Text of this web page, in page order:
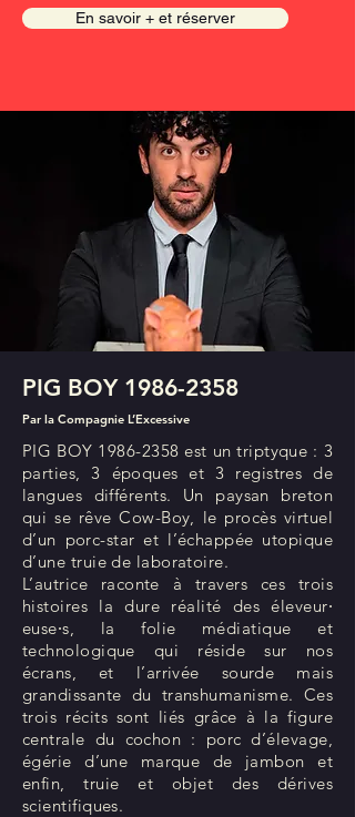
En savoir + et réserver
PIG BOY 1986-2358
Par la Compagnie L’Excessive
PIG BOY 1986-2358 est un triptyque : 3
parties, 3 époques et 3 registres de
langues différents. Un paysan breton
qui se rêve Cow-Boy, le procès virtuel
d’un porc-star et l’échappée utopique
d’une truie de laboratoire.
L’autrice raconte à travers ces trois
histoires la dure réalité des éleveur⸱
euse⸱s, la folie médiatique et
technologique qui réside sur nos
écrans, et l’arrivée sourde mais
grandissante du transhumanisme. Ces
trois récits sont liés grâce à la figure
centrale du cochon : porc d’élevage,
égérie d’une marque de jambon et
enfin, truie et objet des dérives
scientifiques.